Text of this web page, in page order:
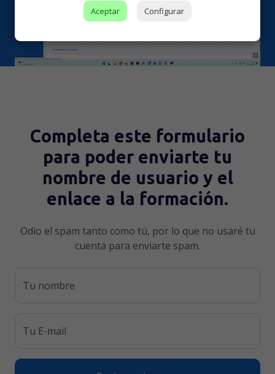
Completa este formulario
para poder enviarte tu
nombre de usuario y el
enlace a la formación.
Odio el spam tanto como tú, por lo que no usaré tu
cuenta para enviarte spam.
Tu nombre
Tu E-mail
Aceptar Configurar